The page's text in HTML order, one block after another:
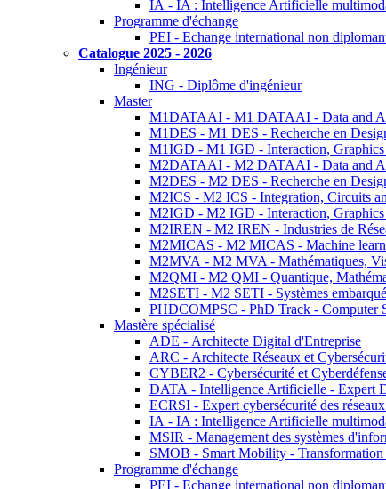
IA - IA : Intelligence Artificielle
Programme d'échange
PEI - Echange international non
Catalogue 2025 - 2026
Ingénieur
ING - Diplôme d'ingénieur
Master
M1DATAAI - M1 DATAAI - Data and
M1DES - M1 DES - Recherche en
M1IGD - M1 IGD - Interaction, Graphics
M2DATAAI - M2 DATAAI - Data and
M2DES - M2 DES - Recherche en
M2ICS - M2 ICS - Integration, Circuits
M2IGD - M2 IGD - Interaction, Graphics
M2IREN - M2 IREN - Industries de
M2MICAS - M2 MICAS - Machine
M2MVA - M2 MVA - Mathématiques,
M2QMI - M2 QMI - Quantique,
M2SETI - M2 SETI - Systèmes
PHDCOMPSC - PhD Track - Computer
Mastère spécialisé
ADE - Architecte Digital d'Entreprise
ARC - Architecte Réseaux et
CYBER2 - Cybersécurité et
DATA - Intelligence Artificielle - Expert
ECRSI - Expert cybersécurité des
IA - IA : Intelligence Artificielle
MSIR - Management des systèmes
SMOB - Smart Mobility -
Programme d'échange
PEI - Echange international non